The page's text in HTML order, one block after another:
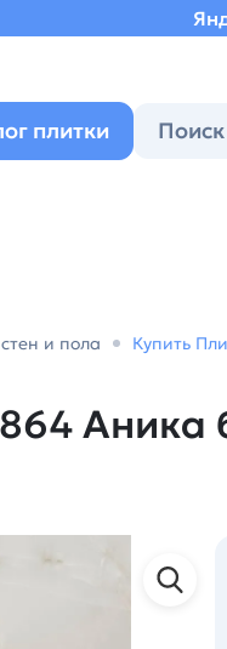
плитки
и пола Купить
Аника